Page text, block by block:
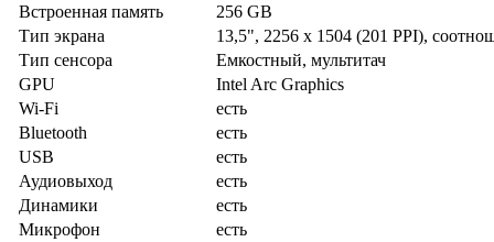
Встроенная память
256 GB
Тип экрана
13,5", 2256 x 1504 (201 PPI),
Тип сенсора
Емкостный, мультитач
GPU
Intel Arc Graphics
Wi-Fi
есть
Bluetooth
есть
USB
есть
Аудиовыход
есть
Динамики
есть
Микрофон
есть